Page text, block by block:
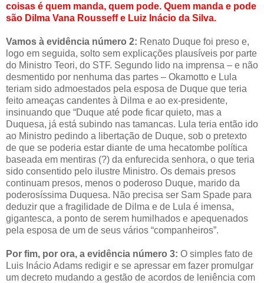
coisas é quem manda, quem pode. Quem manda e pode
são Dilma Vana Rousseff e Luiz Inácio da Silva.
Vamos à evidência número 2: Renato Duque foi preso e,
logo em seguida, solto sem explicações plausíveis por parte
do Ministro Teori, do STF. Segundo lido na imprensa – e não
desmentido por nenhuma das partes – Okamotto e Lula
teriam sido admoestados pela esposa de Duque que teria
feito ameaças candentes à Dilma e ao ex-presidente,
insinuando que “Duque até pode ficar quieto, mas a
Duquesa, já está subindo nas tamancas. Lula teria então ido
ao Ministro pedindo a libertação de Duque, sob o pretexto
de que se poderia estar diante de uma hecatombe política
baseada em mentiras (?) da enfurecida senhora, o que teria
sido consentido pelo ilustre Ministro. Os demais presos
continuam presos, menos o poderoso Duque, marido da
poderosíssima Duquesa. Não precisa ser Sam Spade para
deduzir que a fragilidade de Dilma e de Lula é imensa,
gigantesca, a ponto de serem humilhados e apequenados
pela esposa de um de seus vários “companheiros”.
Por fim, por ora, a evidência número 3: O simples fato de
Luis Inácio Adams redigir e se apressar em fazer promulgar
um decreto mudando a gestão de acordos de leniência com